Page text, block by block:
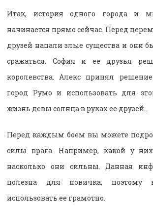
Итак, история одного города и
начинается прямо сейчас. Перед
друзей напали злые существа и они
сражаться. София и ее друзья
королевства. Алекс принял
город Румо и использовать для
жизнь девы солнца в руках ее друзей…
Перед каждым боем вы можете
силы врага. Например, какой у
насколько они сильны. Данная
полезна для новичка, поэтому
использовать ее грамотно.